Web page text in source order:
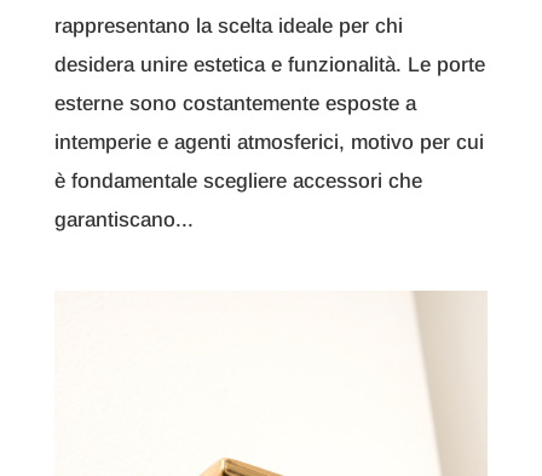
rappresentano la scelta ideale per chi
desidera unire estetica e funzionalità. Le porte
esterne sono costantemente esposte a
intemperie e agenti atmosferici, motivo per cui
è fondamentale scegliere accessori che
garantiscano...